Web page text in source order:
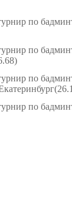
по
по
по
по